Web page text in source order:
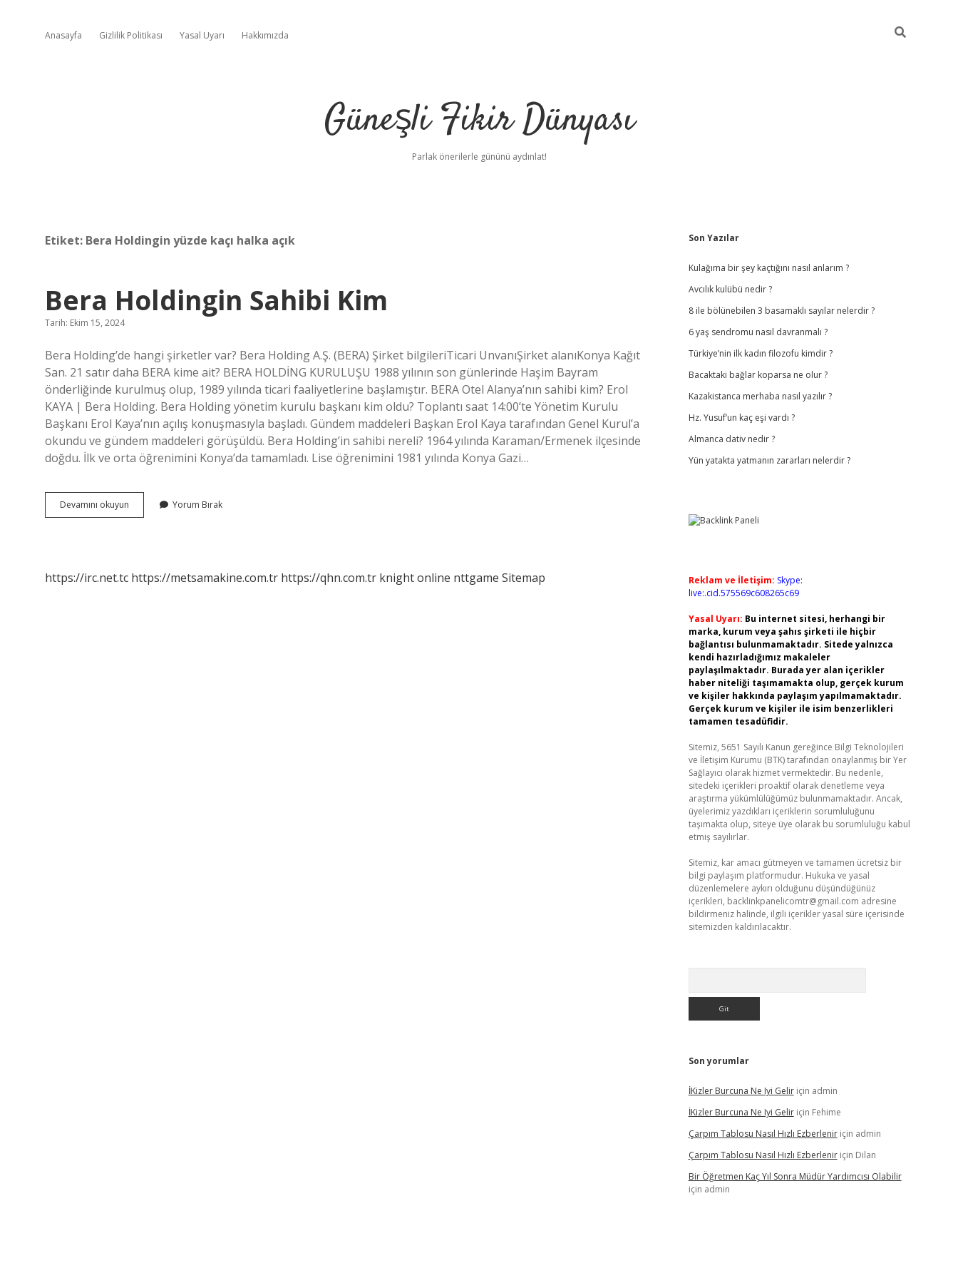
Anasayfa Gizlilik Politikası Yasal Uyarı Hakkımızda
Güneşli Fikir Dünyası
Parlak önerilerle gününü aydınlat!
Etiket: Bera Holdingin yüzde kaçı halka açık
Bera Holdingin Sahibi Kim
Tarih: Ekim 15, 2024
Bera Holding’de hangi şirketler var? Bera Holding A.Ş. (BERA) Şirket bilgileriTicari UnvanıŞirket alanıKonya Kağıt
San. 21 satır daha BERA kime ait? BERA HOLDİNG KURULUŞU 1988 yılının son günlerinde Haşim Bayram
önderliğinde kurulmuş olup, 1989 yılında ticari faaliyetlerine başlamıştır. BERA Otel Alanya’nın sahibi kim? Erol
KAYA | Bera Holding. Bera Holding yönetim kurulu başkanı kim oldu? Toplantı saat 14:00’te Yönetim Kurulu
Başkanı Erol Kaya’nın açılış konuşmasıyla başladı. Gündem maddeleri Başkan Erol Kaya tarafından Genel Kurul’a
okundu ve gündem maddeleri görüşüldü. Bera Holding’in sahibi nereli? 1964 yılında Karaman/Ermenek ilçesinde
doğdu. İlk ve orta öğrenimini Konya’da tamamladı. Lise öğrenimini 1981 yılında Konya Gazi…
Devamını okuyun
Holdingin
Yorum Bırak
https://irc.net.tc https://metsamakine.com.tr https://qhn.com.tr knight online nttgame Sitemap
Sidebar
Son Yazılar
Kulağıma bir şey kaçtığını nasıl anlarım ?
Avcılık kulübü nedir ?
8 ile bölünebilen 3 basamaklı sayılar nelerdir ?
6 yaş sendromu nasıl davranmalı ?
Türkiye’nin ilk kadın filozofu kimdir ?
Bacaktaki bağlar koparsa ne olur ?
Kazakistanca merhaba nasıl yazılır ?
Hz. Yusuf’un kaç eşi vardı ?
Almanca dativ nedir ?
Yün yatakta yatmanın zararları nelerdir ?
Reklam ve İletişim: Skype:
live:.cid.575569c608265c69
Yasal Uyarı: Bu internet sitesi, herhangi bir
marka, kurum veya şahıs şirketi ile hiçbir
bağlantısı bulunmamaktadır. Sitede yalnızca
kendi hazırladığımız makaleler
paylaşılmaktadır. Burada yer alan içerikler
haber niteliği taşımamakta olup, gerçek kurum
ve kişiler hakkında paylaşım yapılmamaktadır.
Gerçek kurum ve kişiler ile isim benzerlikleri
tamamen tesadüfidir.
Sitemiz, 5651 Sayılı Kanun gereğince Bilgi Teknolojileri
ve İletişim Kurumu (BTK) tarafından onaylanmış bir Yer
Sağlayıcı olarak hizmet vermektedir. Bu nedenle,
sitedeki içerikleri proaktif olarak denetleme veya
araştırma yükümlülüğümüz bulunmamaktadır. Ancak,
üyelerimiz yazdıkları içeriklerin sorumluluğunu
taşımakta olup, siteye üye olarak bu sorumluluğu kabul
etmiş sayılırlar.
Sitemiz, kar amacı gütmeyen ve tamamen ücretsiz bir
bilgi paylaşım platformudur. Hukuka ve yasal
düzenlemelere aykırı olduğunu düşündüğünüz
içerikleri, backlinkpanelicomtr@gmail.com adresine
bildirmeniz halinde, ilgili içerikler yasal süre içerisinde
sitemizden kaldırılacaktır.
Son yorumlar
İKizler Burcuna Ne Iyi Geliriçin admin
İKizler Burcuna Ne Iyi Geliriçin Fehime
Çarpım Tablosu Nasıl Hızlı Ezberleniriçin admin
Çarpım Tablosu Nasıl Hızlı Ezberleniriçin Dilan
Bir Öğretmen Kaç Yıl Sonra Müdür Yardımcısı Olabilir
için admin
ilbethiltonbet